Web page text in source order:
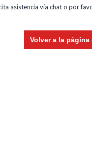
asistencia vía chat o por
Volver a la